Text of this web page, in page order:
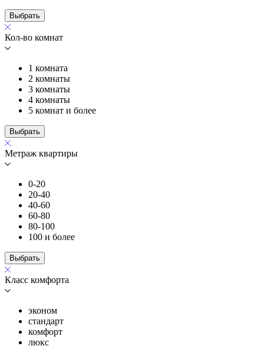
Выбрать
Кол-во комнат
1 комната
2 комнаты
3 комнаты
4 комнаты
5 комнат и более
Выбрать
Метраж квартиры
0-20
20-40
40-60
60-80
80-100
100 и более
Выбрать
Класс комфорта
эконом
стандарт
комфорт
люкс